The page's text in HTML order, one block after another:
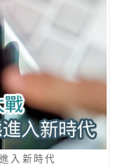
入新時代